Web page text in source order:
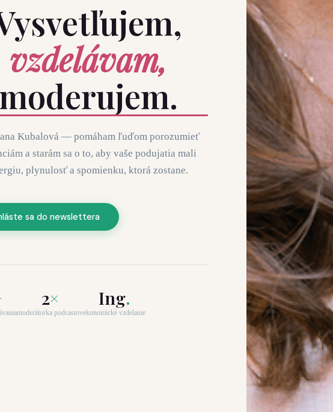
vzdelávam,
moderujem.
Kubalová — pomáham ľuďom porozumieť
a starám sa o to, aby vaše podujatia mali
plynulosť a spomienku, ktorá zostane.
sa do newslettera
2×
moderátorka podcastov
Ing.
ekonomické vzdelanie